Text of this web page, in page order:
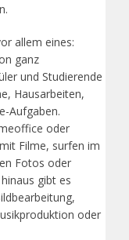
allem eines:
ganz
und Studierende
Hausarbeiten,
Aufgaben.
oder
Filme, surfen im
Fotos oder
gibt es
oder